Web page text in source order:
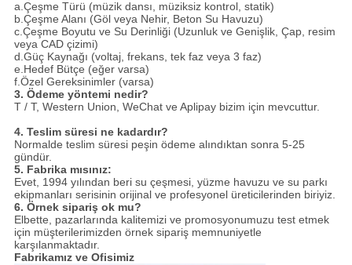
a.Çeşme Türü (müzik dansı, müziksiz kontrol, statik)
b.Çeşme Alanı (Göl veya Nehir, Beton Su Havuzu)
c.Çeşme Boyutu ve Su Derinliği (Uzunluk ve Genişlik, Çap, resim
veya CAD çizimi)
d.Güç Kaynağı (voltaj, frekans, tek faz veya 3 faz)
e.Hedef Bütçe (eğer varsa)
f.Özel Gereksinimler (varsa)
3. Ödeme yöntemi nedir?
T / T, Western Union, WeChat ve Aplipay bizim için mevcuttur.
4. Teslim süresi ne kadardır?
Normalde teslim süresi peşin ödeme alındıktan sonra 5-25
gündür.
5. Fabrika mısınız:
Evet, 1994 yılından beri su çeşmesi, yüzme havuzu ve su parkı
ekipmanları serisinin orijinal ve profesyonel üreticilerinden biriyiz.
6. Örnek sipariş ok mu?
Elbette, pazarlarında kalitemizi ve promosyonumuzu test etmek
için müşterilerimizden örnek sipariş memnuniyetle
karşılanmaktadır.
Fabrikamız ve Ofisimiz